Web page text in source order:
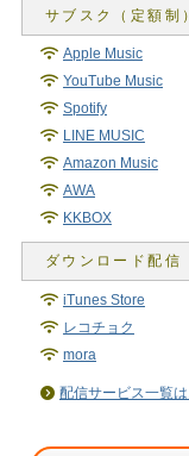
Apple Music
YouTube Music
Spotify
LINE MUSIC
Amazon Music
AWA
KKBOX
iTunes Store
レコチョク
mora
配信サービス一覧